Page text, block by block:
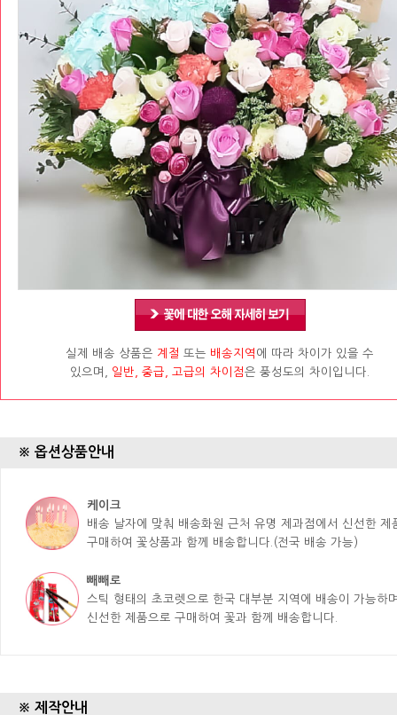
실제 배송 상품은 계절 또는 배송지역 에 따라 차이가 있을 수
있으며, 일반, 중급, 고급의 차이점은 풍성도의 차이입니다.
※ 옵션상품안내
케이크
배송 날자에 맞춰 배송화원 근처 유명 제과점에서 신선한 제
구매하여 꽃상품과 함께 배송합니다.(전국 배송 가능)
빼빼로
스틱 형태의 초코렛으로 한국 대부분 지역에 배송이 가능하
신선한 제품으로 구매하여 꽃과 함께 배송합니다.
※ 제작안내